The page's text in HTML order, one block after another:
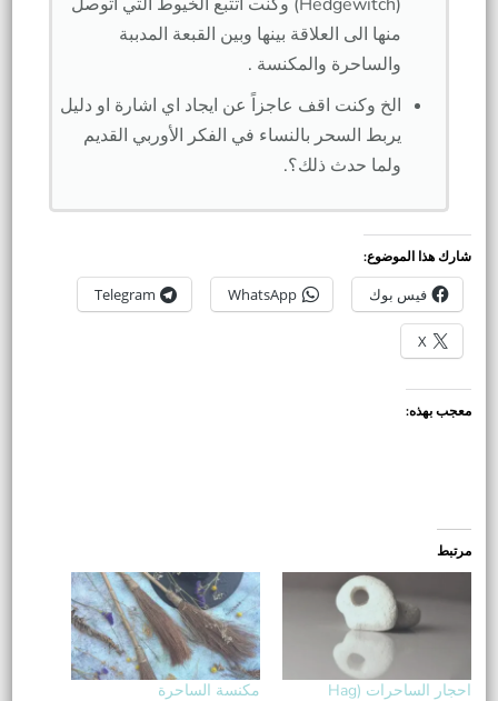
منها الى العلاقة بينها وبين القبعة المدببة
والساحرة والمكنسة .
الخ وكنت اقف عاجزاً عن ايجاد اي اشارة او دليل
يربط السحر بالنساء في الفكر الأوربي القديم
ولما حدث ذلك؟.
شارك هذا الموضوع:
فيس بوك WhatsApp
Telegram
X
معجب بهذه:
مرتبط
احجار الساحرات (Hag مكنسة الساحرة